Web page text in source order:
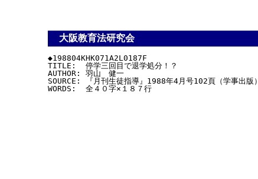
大阪教育法研究会
◆198804KHK071A2L0187F
TITLE:  停学三回目で退学処分！？
AUTHOR: 羽山　健一
SOURCE: 『月刊生徒指導』1988年4月号102頁（学事出版）
WORDS:  全４０字×１８７行